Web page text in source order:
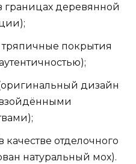
деревянной
покрытия
дизайн
отделочного
натуральный мох).